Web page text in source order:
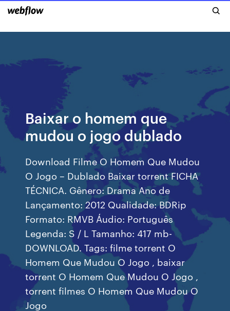
Baixar o homem que
mudou o jogo dublado
Download Filme O Homem Que Mudou
O Jogo – Dublado Baixar torrent FICHA
TÉCNICA. Gênero: Drama Ano de
Lançamento: 2012 Qualidade: BDRip
Formato: RMVB Áudio: Português
Legenda: S / L Tamanho: 417 mb-
DOWNLOAD. Tags: filme torrent O
Homem Que Mudou O Jogo , baixar
torrent O Homem Que Mudou O Jogo ,
torrent filmes O Homem Que Mudou O
Jogo